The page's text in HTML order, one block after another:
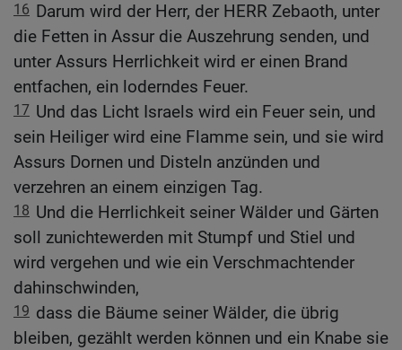
16 Darum wird der Herr, der HERR Zebaoth, unter
die Fetten in Assur die Auszehrung senden, und
unter Assurs Herrlichkeit wird er einen Brand
entfachen, ein loderndes Feuer.
17 Und das Licht Israels wird ein Feuer sein, und
sein Heiliger wird eine Flamme sein, und sie wird
Assurs Dornen und Disteln anzünden und
verzehren an einem einzigen Tag.
18 Und die Herrlichkeit seiner Wälder und Gärten
soll zunichtewerden mit Stumpf und Stiel und
wird vergehen und wie ein Verschmachtender
dahinschwinden,
19 dass die Bäume seiner Wälder, die übrig
bleiben, gezählt werden können und ein Knabe sie